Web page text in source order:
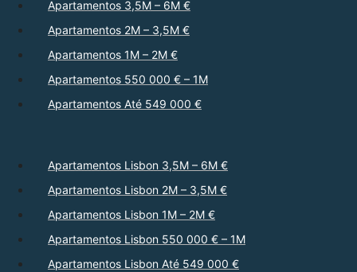
Apartamentos 3,5M – 6M €
Apartamentos 2M – 3,5M €
Apartamentos 1M – 2M €
Apartamentos 550 000 € – 1M
Apartamentos Até 549 000 €
Apartamentos Lisbon 3,5M – 6M €
Apartamentos Lisbon 2M – 3,5M €
Apartamentos Lisbon 1M – 2M €
Apartamentos Lisbon 550 000 € – 1M
Apartamentos Lisbon Até 549 000 €